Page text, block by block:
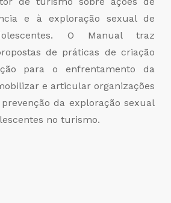
e à exploração sexual de
O Manual traz
de práticas de criação
para o enfrentamento da
e articular organizações
da exploração sexual
no turismo.